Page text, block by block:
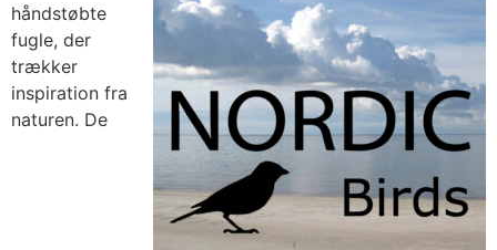
håndstøbte
fugle, der
trækker
inspiration fra
naturen. De